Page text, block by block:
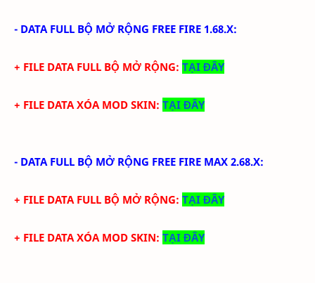
- DATA FULL BỘ MỞ RỘNG FREE FIRE 1.68.X:
+ FILE DATA FULL BỘ MỞ RỘNG: TẠI ĐÂY
+ FILE DATA XÓA MOD SKIN: TẠI ĐÂY
- DATA FULL BỘ MỞ RỘNG FREE FIRE MAX 2.68.X:
+ FILE DATA FULL BỘ MỞ RỘNG: TẠI ĐÂY
+ FILE DATA XÓA MOD SKIN: TẠI ĐÂY